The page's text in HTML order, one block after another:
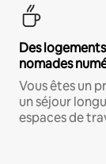
Des
nomades
Vous êtes un
un séjour
espaces de